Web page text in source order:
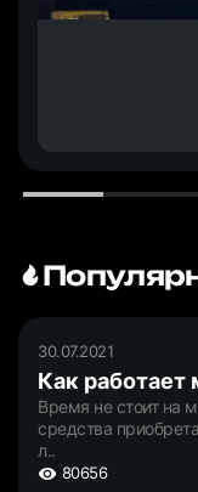
30.07.2021
Как работает
Время не стоит на
средства
л..
80656